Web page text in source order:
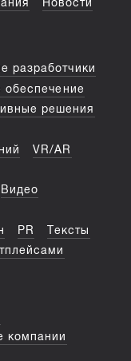
Новости
разработчики
решения
VR/AR
Видео
PR
Тексты
компании